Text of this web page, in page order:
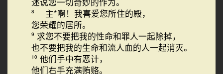
8
主*啊！我喜爱您所住的殿，
您荣耀的居所。
9 求您不要把我的性命和罪人一起除掉，
也不要把我的生命和流人血的人一起消灭。
10 他们手中有恶计，
他们右手充满贿赂。